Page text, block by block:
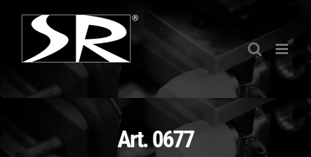
contenuto
Art. 0677